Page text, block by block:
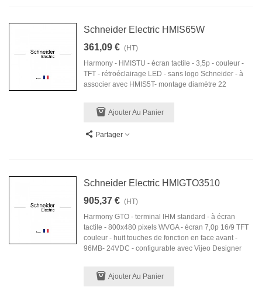
Schneider Electric HMIS65W
361,09 € (HT)
Harmony - HMISTU - écran tactile - 3,5p - couleur -
TFT - rétroéclairage LED - sans logo Schneider - à
associer avec HMIS5T- montage diamètre 22
Ajouter Au Panier
Partager
Schneider Electric HMIGTO3510
905,37 € (HT)
Harmony GTO - terminal IHM standard - à écran
tactile - 800x480 pixels WVGA - écran 7,0p 16/9 TFT
couleur - huit touches de fonction en face avant -
96MB- 24VDC - configurable avec Vijeo Designer
Ajouter Au Panier